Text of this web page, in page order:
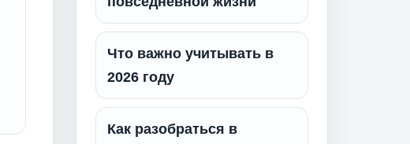
Что важно учитывать в
2026 году
Как разобраться в